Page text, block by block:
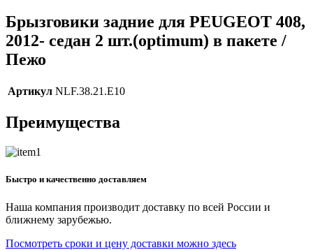
Брызговики задние для PEUGEOT 408,
2012- седан 2 шт.(optimum) в пакете /
Пежо
Артикул NLF.38.21.E10
Преимущества
Быстро и качественно доставляем
Наша компания производит доставку по всей России и
ближнему зарубежью.
Посмотреть сроки и цену доставки можно здесь